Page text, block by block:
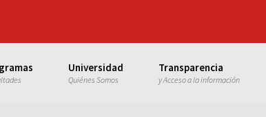
Universidad
Quiénes Somos
Transparencia
y Acceso a la información